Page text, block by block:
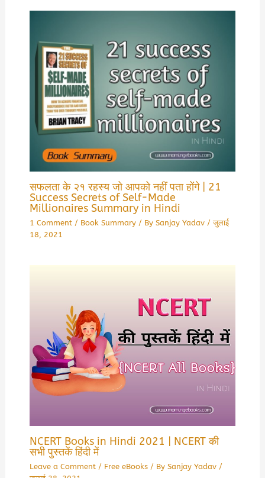
सफलता के २१ रहस्य जो आपको नहीं पता होंगे | 21
Success Secrets of Self-Made
Millionaires Summary in Hindi
1 Comment / Book Summary/ By Sanjay Yadav /जुलाई
18, 2021
NCERT Books in Hindi 2021 | NCERT की
सभी पुस्तकें हिंदी में
Leave a Comment / Free eBooks/ By Sanjay Yadav /